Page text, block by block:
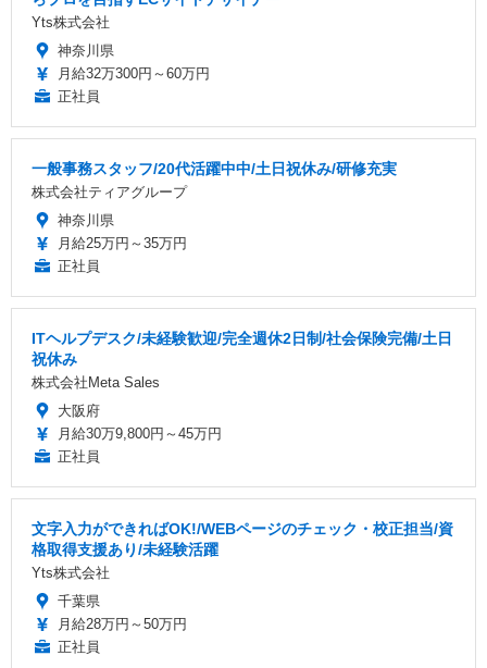
Yts株式会社
神奈川県
月給32万300円～60万円
正社員
一般事務スタッフ/20代活躍中中/土日祝休み/研修充実
株式会社ティアグループ
神奈川県
月給25万円～35万円
正社員
ITヘルプデスク/未経験歓迎/完全週休2日制/社会保険完備/土日
祝休み
株式会社Meta Sales
大阪府
月給30万9,800円～45万円
正社員
文字入力ができればOK!/WEBページのチェック・校正担当/資
格取得支援あり/未経験活躍
Yts株式会社
千葉県
月給28万円～50万円
正社員